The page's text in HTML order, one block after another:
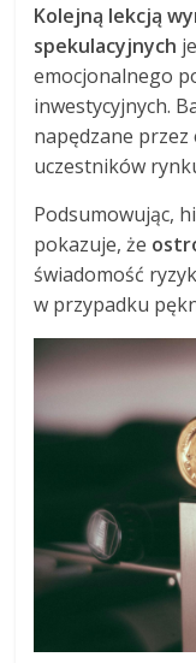
Kolejną lekcją
spekulacyjnych
emocjonalnego
inwestycyjnych.
napędzane
uczestników
Podsumowując,
pokazuje, że
świadomość
w przypadku